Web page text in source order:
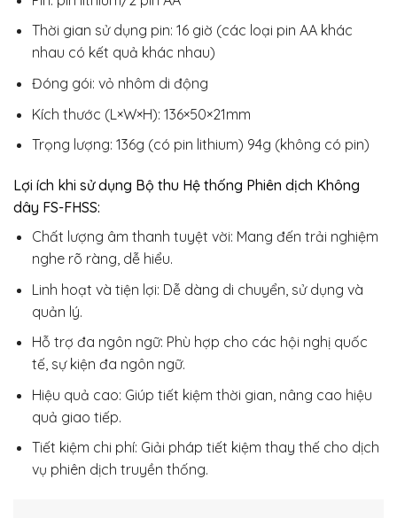
Thời gian sử dụng pin: 16 giờ (các loại pin AA khác
nhau có kết quả khác nhau)
Đóng gói: vỏ nhôm di động
Kích thước (L×W×H): 136×50×21mm
Trọng lượng: 136g (có pin lithium) 94g (không có pin)
Lợi ích khi sử dụng Bộ thu Hệ thống Phiên dịch Không
dây FS-FHSS:
Chất lượng âm thanh tuyệt vời: Mang đến trải nghiệm
nghe rõ ràng, dễ hiểu.
Linh hoạt và tiện lợi: Dễ dàng di chuyển, sử dụng và
quản lý.
Hỗ trợ đa ngôn ngữ: Phù hợp cho các hội nghị quốc
tế, sự kiện đa ngôn ngữ.
Hiệu quả cao: Giúp tiết kiệm thời gian, nâng cao hiệu
quả giao tiếp.
Tiết kiệm chi phí: Giải pháp tiết kiệm thay thế cho dịch
vụ phiên dịch truyền thống.